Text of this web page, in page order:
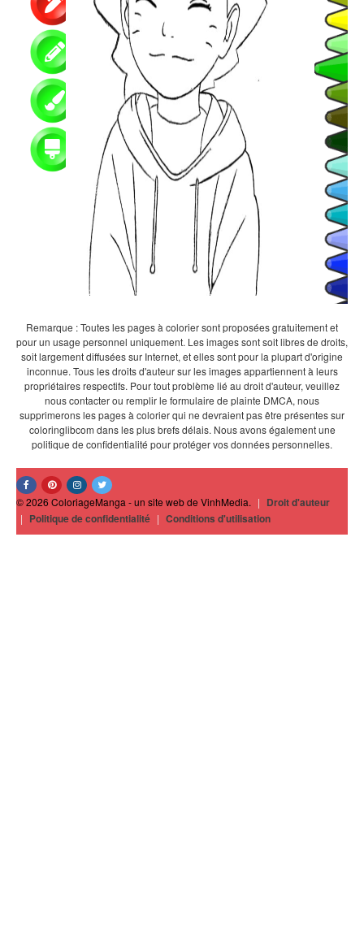
Remarque : Toutes les pages à colorier sont proposées gratuitement et
pour un usage personnel uniquement. Les images sont soit libres de droits,
soit largement diffusées sur Internet, et elles sont pour la plupart d'origine
inconnue. Tous les droits d'auteur sur les images appartiennent à leurs
propriétaires respectifs. Pour tout problème lié au droit d'auteur, veuillez
nous contacter ou remplir le formulaire de plainte DMCA, nous
supprimerons les pages à colorier qui ne devraient pas être présentes sur
coloringlibcom dans les plus brefs délais. Nous avons également une
politique de confidentialité pour protéger vos données personnelles.
© 2026 ColoriageManga - un site web de VinhMedia. | Droit d'auteur
| Politique de confidentialité | Conditions d'utilisation